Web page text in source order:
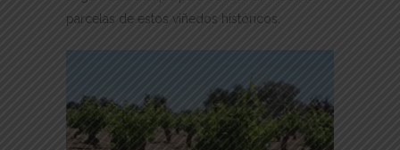
parcelas de estos viñedos históricos.